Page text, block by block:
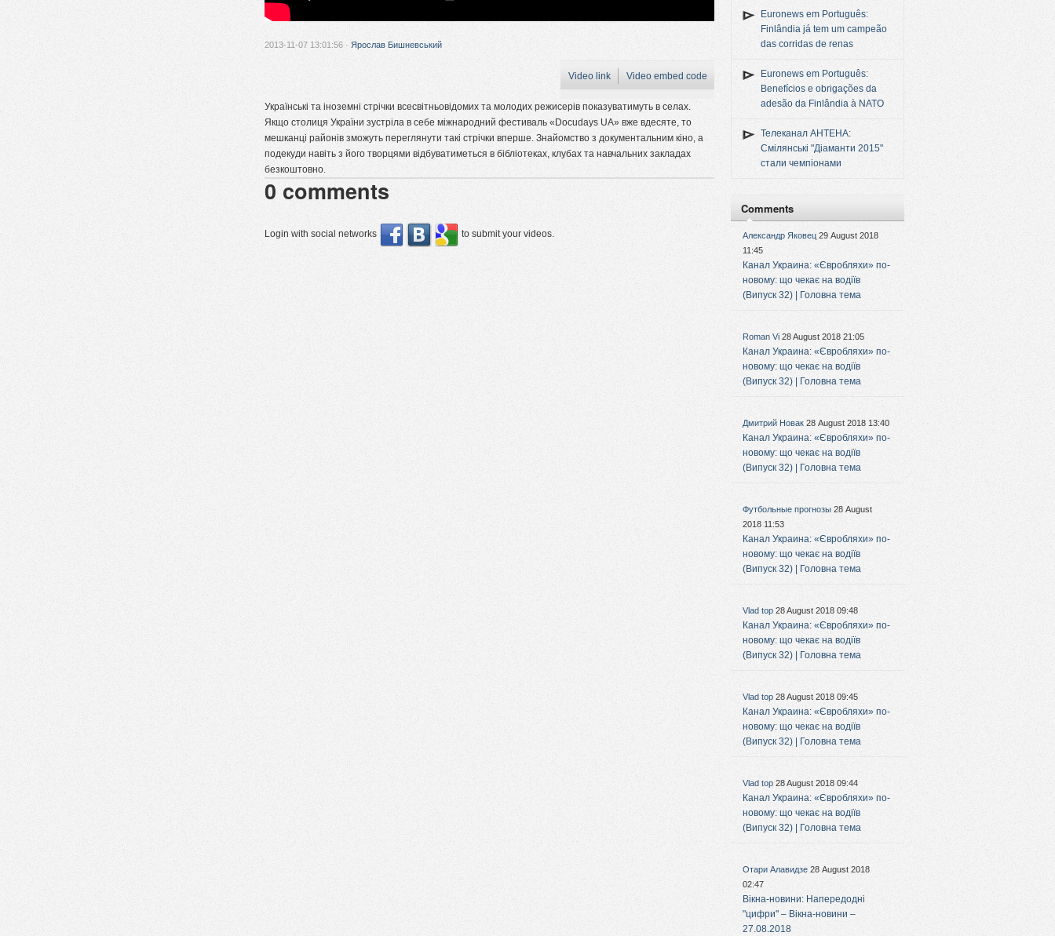
2013-11-07 13:01:56 · Ярослав Бишневський
Video link Video embed code
Українські та іноземні стрічки всесвітньовідомих та молодих режисерів показуватимуть в селах.
Якщо столиця України зустріла в себе міжнародний фестиваль «Docudays UA» вже вдесяте, то
мешканці районів зможуть переглянути такі стрічки вперше. Знайомство з документальним кіно, а
подекуди навіть з його творцями відбуватиметься в бібліотеках, клубах та навчальних закладах
безкоштовно.
0 comments
Login with social networks to submit your videos.
Euronews em Português:
Finlândia já tem um campeão
das corridas de renas
Euronews em Português:
Benefícios e obrigações da
adesão da Finlândia à NATO
Телеканал АНТЕНА:
Смілянські "Діаманти 2015"
стали чемпіонами
Comments
Александр Яковец 29 August 2018
11:45
Канал Украина: «Євробляхи» по-
новому: що чекає на водіїв
(Випуск 32) | Головна тема
Roman Vi 28 August 2018 21:05
Канал Украина: «Євробляхи» по-
новому: що чекає на водіїв
(Випуск 32) | Головна тема
Дмитрий Новак 28 August 2018 13:40
Канал Украина: «Євробляхи» по-
новому: що чекає на водіїв
(Випуск 32) | Головна тема
Футбольные прогнозы 28 August
2018 11:53
Канал Украина: «Євробляхи» по-
новому: що чекає на водіїв
(Випуск 32) | Головна тема
Vlad top 28 August 2018 09:48
Канал Украина: «Євробляхи» по-
новому: що чекає на водіїв
(Випуск 32) | Головна тема
Vlad top 28 August 2018 09:45
Канал Украина: «Євробляхи» по-
новому: що чекає на водіїв
(Випуск 32) | Головна тема
Vlad top 28 August 2018 09:44
Канал Украина: «Євробляхи» по-
новому: що чекає на водіїв
(Випуск 32) | Головна тема
Отари Алавидзе 28 August 2018
02:47
Вікна-новини: Напередодні
"цифри" – Вікна-новини –
27.08.2018